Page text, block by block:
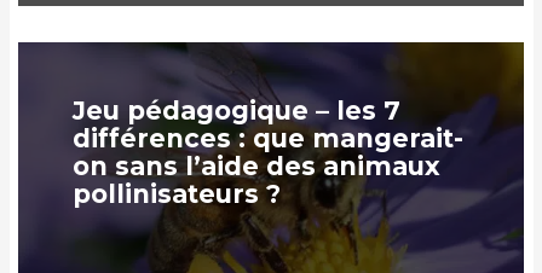
Jeu pédagogique – les 7
différences : que mangerait-
on sans l’aide des animaux
pollinisateurs ?